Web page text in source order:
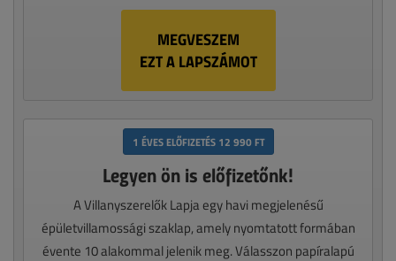
MEGVESZEM
EZT A LAPSZÁMOT
1 ÉVES ELŐFIZETÉS 12 990 FT
Legyen ön is előfizetőnk!
A Villanyszerelők Lapja egy havi megjelenésű
épületvillamossági szaklap, amely nyomtatott formában
évente 10 alakommal jelenik meg. Válasszon papíralapú